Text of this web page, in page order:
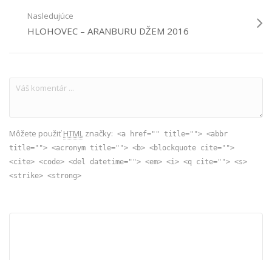
Nasledujúce
HLOHOVEC – ARANBURU DŽEM 2016
Môžete použiťHTML značky: <a href="" title=""> <abbr
title=""> <acronym title=""> <b> <blockquote cite="">
<cite> <code> <del datetime=""> <em> <i> <q cite=""> <s>
<strike> <strong>